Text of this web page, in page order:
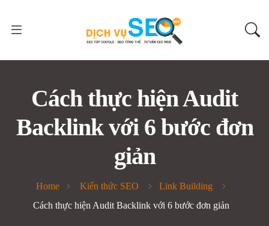
Cách thực hiện Audit
Backlink với 6 bước đơn
giản
Home Kiến thức SEO
Link Building
Cách thực hiện Audit Backlink với 6 bước đơn giản